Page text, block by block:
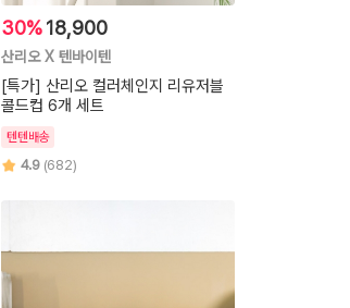
30% 18,900
산리오 X 텐바이텐
[특가] 산리오 컬러체인지 리유저블
콜드컵 6개 세트
텐텐배송
4.9 (682)